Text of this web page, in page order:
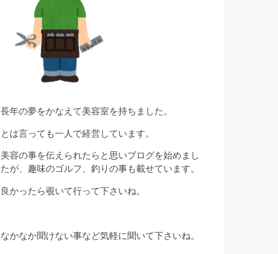
長年の夢をかなえて美容室を持ちました。
とは言っても一人で経営しています。
美容の事を伝えられたらと思いブログを始めまし
たが、趣味のゴルフ、釣りの事も載せています。
良かったら覗いて行って下さいね。
なかなか聞けない事など気軽に聞いて下さいね。